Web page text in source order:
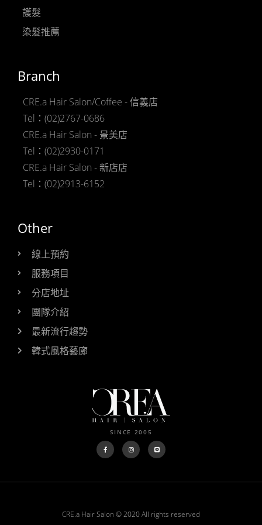
護髮
染髮推薦
Branch
CRE.a Hair Salon/Coffee - 信義店
Tel：(02)2767-0686
CRE.a Hair Salon - 景美店
Tel：(02)2930-0171
CRE.a Hair Salon - 新店店
Tel：(02)2913-6152
Other
線上預約
服務項目
分店地址
團隊介紹
最新流行趨勢
韓式風格藝廊
SINCE 2005
CRE.a Hair Salon © 2020 All rights reserved